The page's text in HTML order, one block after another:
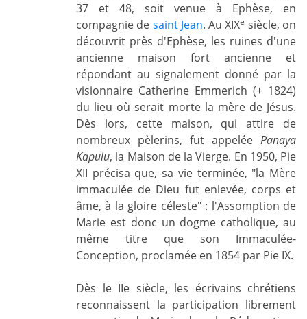
37 et 48, soit venue à Ephèse, en
compagnie de saint Jean. Au XIXe siècle, on
découvrit près d'Ephèse, les ruines d'une
ancienne maison fort ancienne et
répondant au signalement donné par la
visionnaire Catherine Emmerich (+ 1824)
du lieu où serait morte la mère de Jésus.
Dès lors, cette maison, qui attire de
nombreux pèlerins, fut appelée Panaya
Kapulu, la Maison de la Vierge. En 1950, Pie
XII précisa que, sa vie terminée, "la Mère
immaculée de Dieu fut enlevée, corps et
âme, à la gloire céleste" : l'Assomption de
Marie est donc un dogme catholique, au
même titre que son Immaculée-
Conception, proclamée en 1854 par Pie IX.
Dès le IIe siècle, les écrivains chrétiens
reconnaissent la participation librement